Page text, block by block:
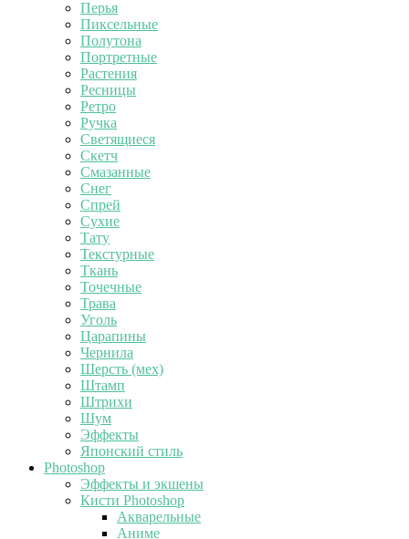
Перья
Пиксельные
Полутона
Портретные
Растения
Ресницы
Ретро
Ручка
Светящиеся
Скетч
Смазанные
Снег
Спрей
Сухие
Тату
Текстурные
Ткань
Точечные
Трава
Уголь
Царапины
Чернила
Шерсть (мех)
Штамп
Штрихи
Шум
Эффекты
Японский стиль
Photoshop
Эффекты и экшены
Кисти Photoshop
Акварельные
Аниме